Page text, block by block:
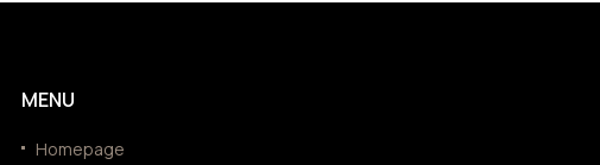
MENU
Homepage